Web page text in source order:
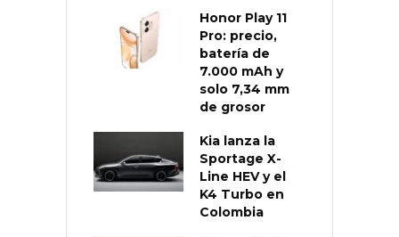
Honor Play 11
Pro: precio,
batería de
7.000 mAh y
solo 7,34 mm
de grosor
Kia lanza la
Sportage X-
Line HEV y el
K4 Turbo en
Colombia